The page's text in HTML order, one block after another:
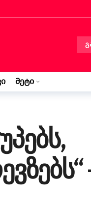
მასპინძლობს
3 თვის წინ
3 თვის წინ
მეტი